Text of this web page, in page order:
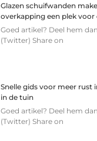
Glazen schuifwanden
overkapping een plek voor
Goed artikel? Deel hem
(Twitter) Share on
Snelle gids voor meer rust
in de tuin
Goed artikel? Deel hem
(Twitter) Share on